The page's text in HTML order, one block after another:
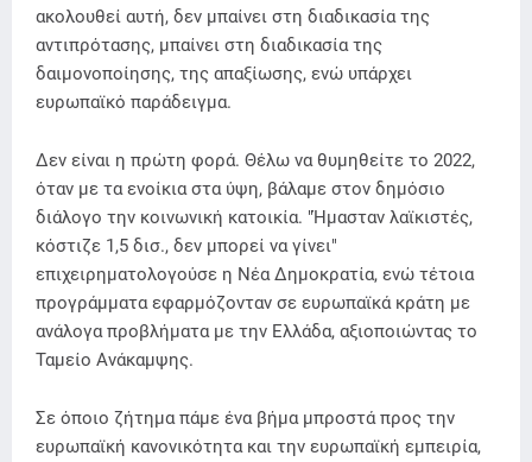
ακολουθεί αυτή, δεν μπαίνει στη διαδικασία της
αντιπρότασης, μπαίνει στη διαδικασία της
δαιμονοποίησης, της απαξίωσης, ενώ υπάρχει
ευρωπαϊκό παράδειγμα.
Δεν είναι η πρώτη φορά. Θέλω να θυμηθείτε το 2022,
όταν με τα ενοίκια στα ύψη, βάλαμε στον δημόσιο
διάλογο την κοινωνική κατοικία. "Ήμασταν λαϊκιστές,
κόστιζε 1,5 δισ., δεν μπορεί να γίνει"
επιχειρηματολογούσε η Νέα Δημοκρατία, ενώ τέτοια
προγράμματα εφαρμόζονταν σε ευρωπαϊκά κράτη με
ανάλογα προβλήματα με την Ελλάδα, αξιοποιώντας το
Ταμείο Ανάκαμψης.
Σε όποιο ζήτημα πάμε ένα βήμα μπροστά προς την
ευρωπαϊκή κανονικότητα και την ευρωπαϊκή εμπειρία,